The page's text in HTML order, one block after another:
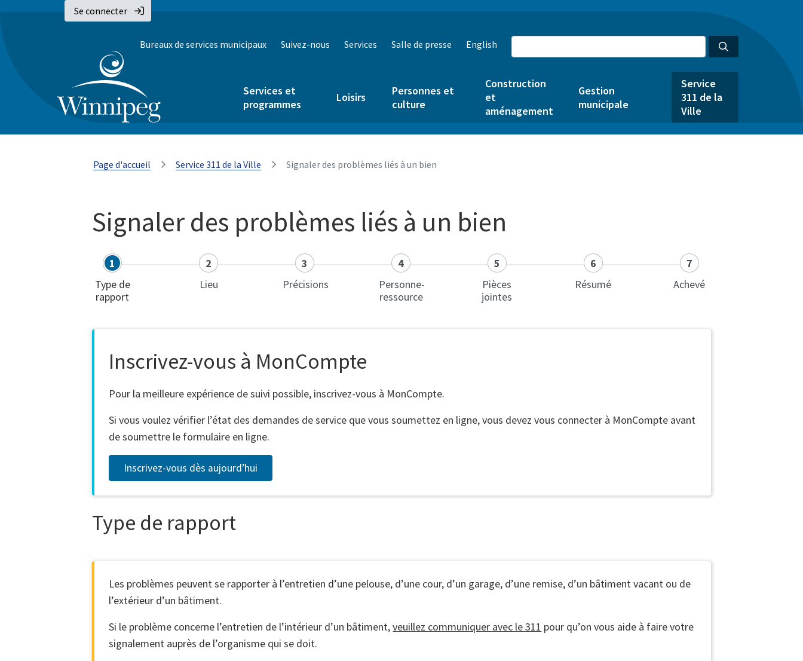
Se connecter
Bureaux de services municipaux Suivez-nous Services Salle de presse English
Services et
programmes
Loisirs
Personnes et
culture
Construction
et
aménagement
Gestion
municipale
Service
311 de la
Ville
Page d'accueil Service 311 de la Ville Signaler des problèmes liés à un bien
Signaler des problèmes liés à un bien
1
Type de
rapport
2
Lieu
3
Précisions
4
Personne-
ressource
5
Pièces
jointes
6
Résumé
7
Achevé
Inscrivez-vous à MonCompte
Pour la meilleure expérience de suivi possible, inscrivez-vous à MonCompte.
Si vous voulez vérifier l’état des demandes de service que vous soumettez en ligne, vous devez vous connecter à MonCompte avant
de soumettre le formulaire en ligne.
Inscrivez-vous dès aujourd’hui
Type de rapport
Les problèmes peuvent se rapporter à l’entretien d’une pelouse, d’une cour, d’un garage, d’une remise, d’un bâtiment vacant ou de
l’extérieur d’un bâtiment.
Si le problème concerne l’entretien de l’intérieur d’un bâtiment,veuillez communiquer avec le 311 pour qu’on vous aide à faire votre
signalement auprès de l’organisme qui se doit.